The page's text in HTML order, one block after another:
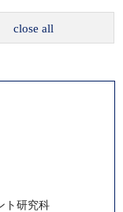
close all
ト研究科